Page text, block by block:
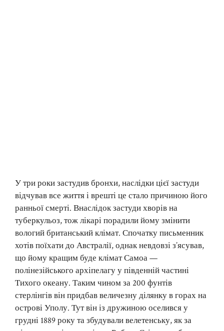
У три роки застудив бронхи, наслідки цієї застуди
відчував все життя і врешті це стало причиною його
ранньої смерті. Внаслідок застуди хворів на
туберкульоз, тож лікарі порадили йому змінити
вологий британський клімат. Спочатку письменник
хотів поїхати до Австралії, однак невдовзі з’ясував,
що йому кращим буде клімат Самоа —
полінезійського архіпелагу у південній частині
Тихого океану. Таким чином за 200 фунтів
стерлінгів він придбав величезну ділянку в горах на
острові Уполу. Тут він із дружиною оселився у
грудні 1889 року та збудували велетенську, як за